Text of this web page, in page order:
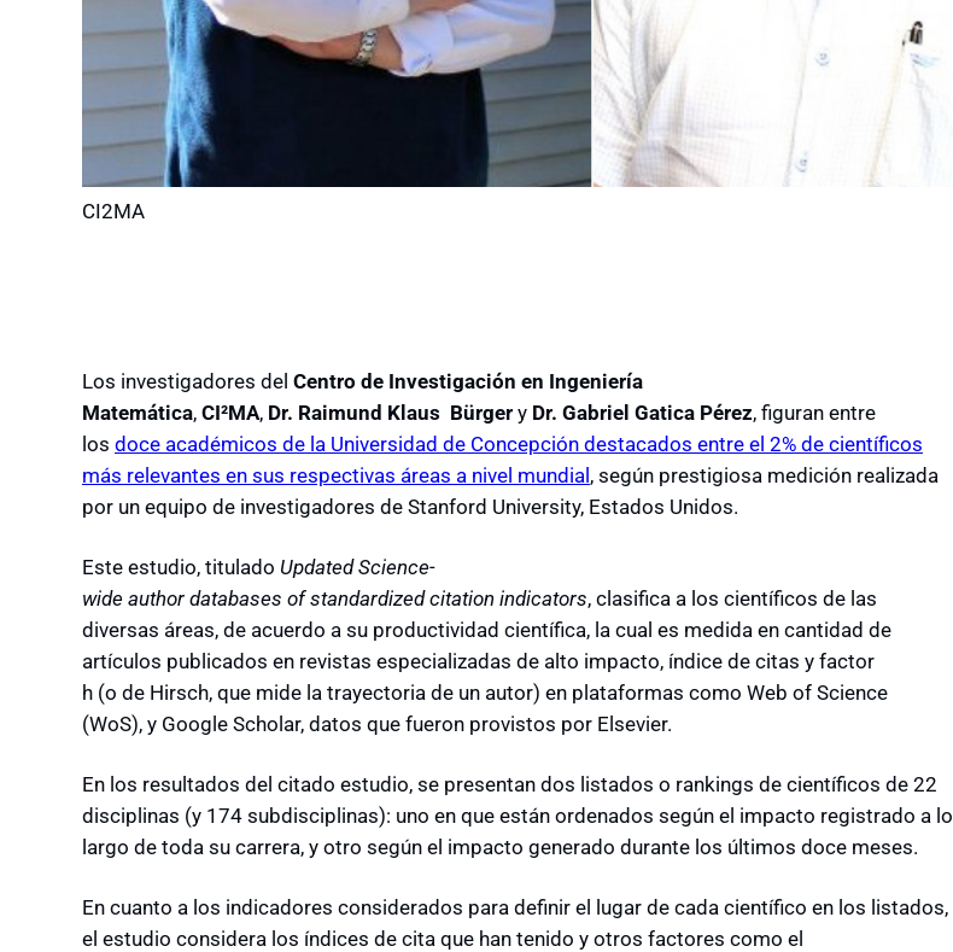
CI2MA
Los investigadores del Centro de Investigación en Ingeniería
Matemática, CI²MA, Dr. Raimund Klaus Bürger y Dr. Gabriel Gatica Pérez, figuran entre
los doce académicos de la Universidad de Concepción destacados entre el 2% de científicos
más relevantes en sus respectivas áreas a nivel mundial, según prestigiosa medición realizada
por un equipo de investigadores de Stanford University, Estados Unidos.
Este estudio, titulado UpdatedScience-
wide author databases ofstandardized citation indicators, clasifica a los científicos de las
diversas áreas, de acuerdo a su productividad científica, la cual es medida en cantidad de
artículos publicados en revistas especializadas de alto impacto, índice de citas y factor
h (o de Hirsch, que mide la trayectoria de un autor) en plataformas como Web of Science
(WoS), y Google Scholar, datos que fueron provistos por Elsevier.
En los resultados del citado estudio, se presentan dos listados o rankings de científicos de 22
disciplinas (y 174 subdisciplinas): uno en que están ordenados según el impacto registrado a lo
largo de toda su carrera, y otro según el impacto generado durante los últimos doce meses.
En cuanto a los indicadores considerados para definir el lugar de cada científico en los listados,
el estudio considera los índices de cita que han tenido y otros factores como el